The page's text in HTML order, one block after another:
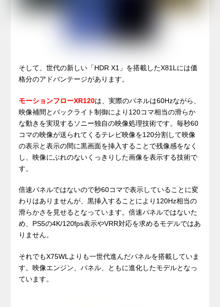
そして、世代の新しい「HDR X1」を搭載したX81Lには価
格分のアドバンテージがあります。
モーションフローXR120は、実際のパネルは60Hzながら、
映像補間とバックライト制御により120コマ相当の滑らか
な動きを実現するソニー独自の映像処理技術です。毎秒60
コマの映像が送られてくるテレビ映像を120分割して映像
の表示と表示の間に黒画面を挿入することで残像感をなく
し、映像にぶれのないくっきりした画像を表示する技術で
す。
倍速パネルではないので秒60コマで表示していることに変
わりはありませんが、黒挿入することにより120Hz相当の
滑らかさを見せるとなっています。倍速パネルではないた
め、PS5の4K/120fps表示やVRR対応を求めるモデルではあ
りません。
それでもX75WLよりも一世代進んだパネルを搭載していま
す。映像エンジン、パネル、ともに進化したモデルとなっ
ています。